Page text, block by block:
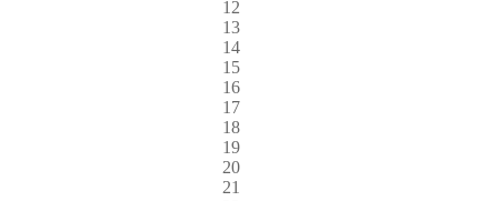
12
13
14
15
16
17
18
19
20
21